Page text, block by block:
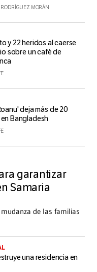
RODRÍGUEZ MORÁN
y 22 heridos al caerse
sobre un café de
deja más de 20
Bangladesh
garantizar
Samaria
de las familias
una residencia en